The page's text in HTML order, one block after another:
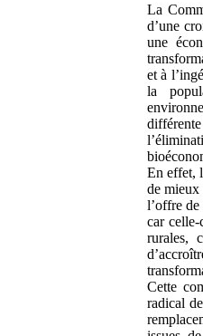
La
d’une
une
et à
la
En effet,
de mieux
l’offre
car celle-
rurales,
Cette
radical